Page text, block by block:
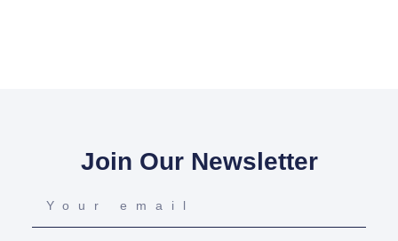
Join Our Newsletter